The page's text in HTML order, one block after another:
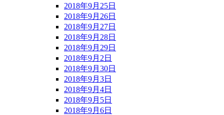
2018年9月25日
2018年9月26日
2018年9月27日
2018年9月28日
2018年9月29日
2018年9月2日
2018年9月30日
2018年9月3日
2018年9月4日
2018年9月5日
2018年9月6日